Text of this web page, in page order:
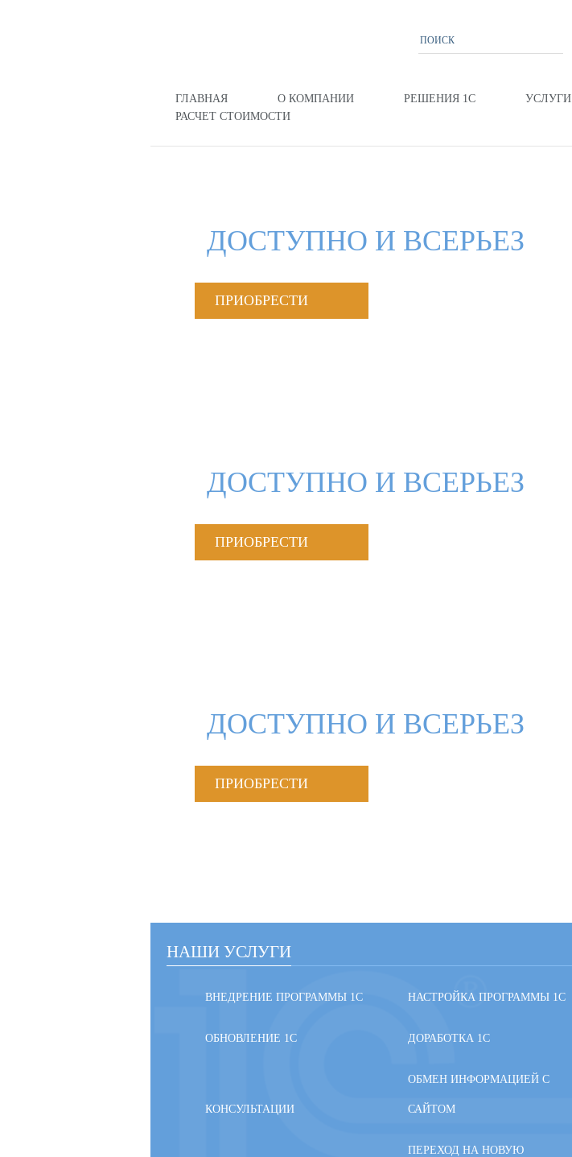
ГЛАВНАЯ О КОМПАНИИ РЕШЕНИЯ 1С УСЛУГИ
РАСЧЕТ СТОИМОСТИ
ДОСТУПНО И ВСЕРЬЕЗ
ПРИОБРЕСТИ
ДОСТУПНО И ВСЕРЬЕЗ
ПРИОБРЕСТИ
ДОСТУПНО И ВСЕРЬЕЗ
ПРИОБРЕСТИ
НАШИ УСЛУГИ
ВНЕДРЕНИЕ ПРОГРАММЫ 1С НАСТРОЙКА ПРОГРАММЫ 1С
ОБНОВЛЕНИЕ 1С ДОРАБОТКА 1С
КОНСУЛЬТАЦИИ
ОБМЕН ИНФОРМАЦИЕЙ С
САЙТОМ
ПЕРЕХОД НА НОВУЮ